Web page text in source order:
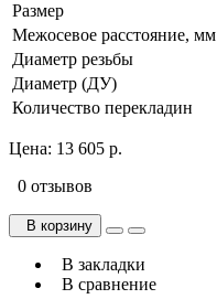
Размер
Межосевое расстояние, мм
Диаметр резьбы
Диаметр (ДУ)
Количество перекладин
Цена: 13 605 р.
0 отзывов
В корзину
В закладки
В сравнение